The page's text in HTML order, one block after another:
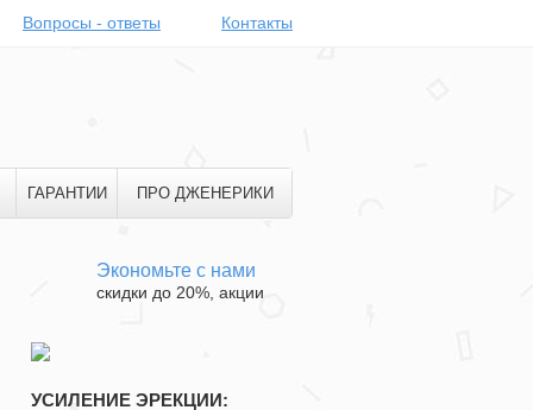
Вопросы - ответы Контакты
ГАРАНТИИ ПРО ДЖЕНЕРИКИ
Экономьте с нами
скидки до 20%, акции
УСИЛЕНИЕ ЭРЕКЦИИ: